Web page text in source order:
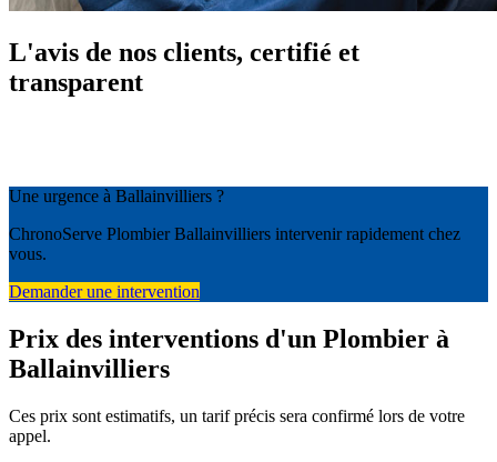
L'avis de nos clients, certifié et
transparent
Une urgence à Ballainvilliers ?
ChronoServe Plombier Ballainvilliers intervenir rapidement chez
vous.
Demander une intervention
Prix des interventions d'un Plombier à
Ballainvilliers
Ces prix sont estimatifs, un tarif précis sera confirmé lors de votre
appel.